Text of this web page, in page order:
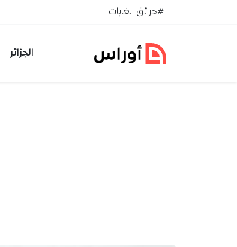
تخطي إلى المحتوى#حرائق الغابات
الجزائر